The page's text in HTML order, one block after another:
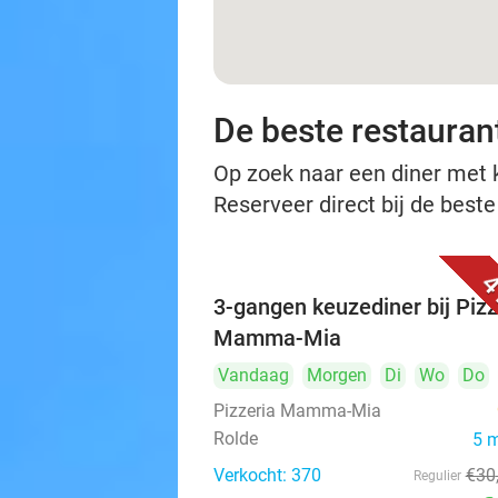
De beste
Op zoek naar een diner
Reserveer direct bij de
3-gangen keuzediner bij
Mamma-Mia
Vandaag Morgen Di Wo Do
Pizzeria Mamma-Mia
Rolde 5
Verkocht: 370 Regulier €30